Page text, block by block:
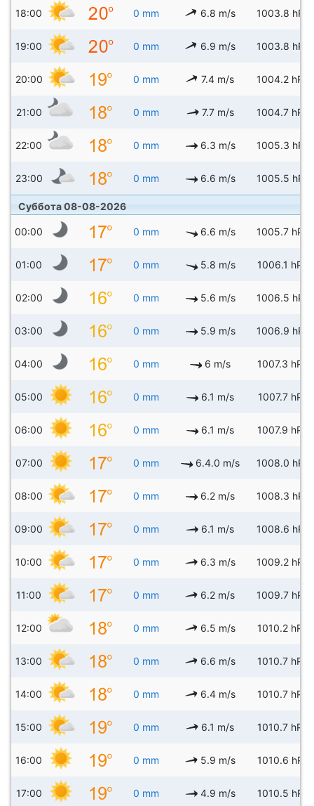
18:00 0 mm 6.8 m/s 1003.8 hPa
19:00 0 mm 6.9 m/s 1003.8 hPa
20:00 0 mm 7.4 m/s 1004.2 hPa
21:00 0 mm 7.7 m/s 1004.7 hPa
22:00 0 mm 6.3 m/s 1005.3 hPa
23:00 0 mm 6.6 m/s 1005.5 hPa
Суббота 08-08-2026
00:00 0 mm 6.6 m/s 1005.7 hPa
01:00 0 mm 5.8 m/s 1006.1 hPa
02:00 0 mm 5.6 m/s 1006.5 hPa
03:00 0 mm 5.9 m/s 1006.9 hPa
04:00 0 mm 6 m/s 1007.3 hPa
05:00 0 mm 6.1 m/s 1007.7 hPa
06:00 0 mm 6.1 m/s 1007.9 hPa
07:00 0 mm 6.4.0 m/s 1008.0 hPa
08:00 0 mm 6.2 m/s 1008.3 hPa
09:00 0 mm 6.1 m/s 1008.6 hPa
10:00 0 mm 6.3 m/s 1009.2 hPa
11:00 0 mm 6.2 m/s 1009.7 hPa
12:00 0 mm 6.5 m/s 1010.2 hPa
13:00 0 mm 6.6 m/s 1010.7 hPa
14:00 0 mm 6.4 m/s 1010.7 hPa
15:00 0 mm 6.1 m/s 1010.7 hPa
16:00 0 mm 5.9 m/s 1010.6 hPa
17:00 0 mm 4.9 m/s 1010.5 hPa